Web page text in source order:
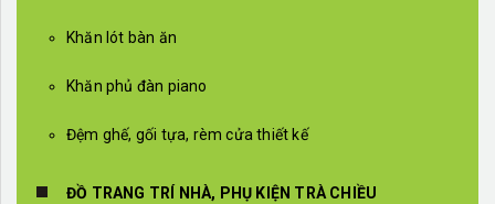
Khăn lót bàn ăn
Khăn phủ đàn piano
Đệm ghế, gối tựa, rèm cửa thiết kế
ĐỒ TRANG TRÍ NHÀ, PHỤ KIỆN TRÀ CHIỀU